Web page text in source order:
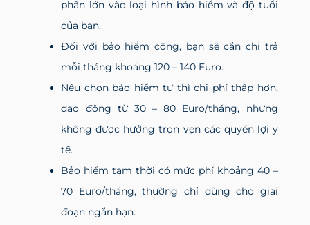
phần lớn vào loại hình bảo hiểm và độ tuổi
của bạn.
Đối với bảo hiểm công, bạn sẽ cần chi trả
mỗi tháng khoảng 120 – 140 Euro.
Nếu chọn bảo hiểm tư thì chi phí thấp hơn,
dao động từ 30 – 80 Euro/tháng, nhưng
không được hưởng trọn vẹn các quyền lợi y
tế.
Bảo hiểm tạm thời có mức phí khoảng 40 –
70 Euro/tháng, thường chỉ dùng cho giai
đoạn ngắn hạn.